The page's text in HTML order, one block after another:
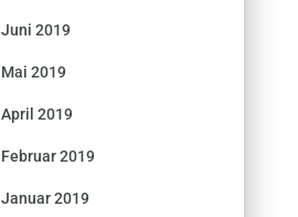
Juni 2019
Mai 2019
April 2019
Februar 2019
Januar 2019